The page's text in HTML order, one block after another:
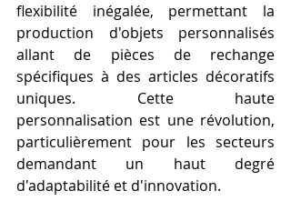
flexibilité inégalée, permettant la
production d'objets personnalisés
allant de pièces de rechange
spécifiques à des articles décoratifs
uniques. Cette haute
personnalisation est une révolution,
particulièrement pour les secteurs
demandant un haut degré
d'adaptabilité et d'innovation.